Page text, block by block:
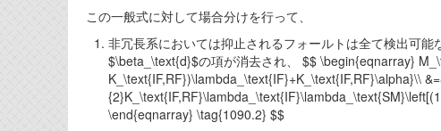
この一般式に対して場合分けを行って、
非冗長系においては抑止されるフォールトは全て検出可
$\beta_\text{d}$の項が消去され、 $$ \begin{eqnarray}
K_\text{IF,RF})\lambda_\text{IF}+K_\text{IF,RF}\alpha}\\
\end{eqnarray} \tag{1090.2} $$